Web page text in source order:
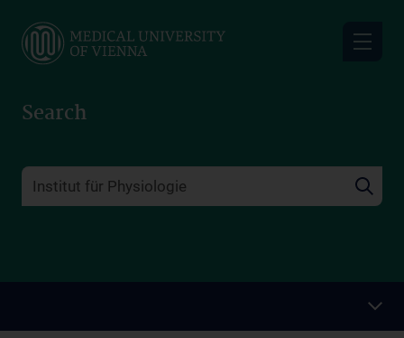
main
Search